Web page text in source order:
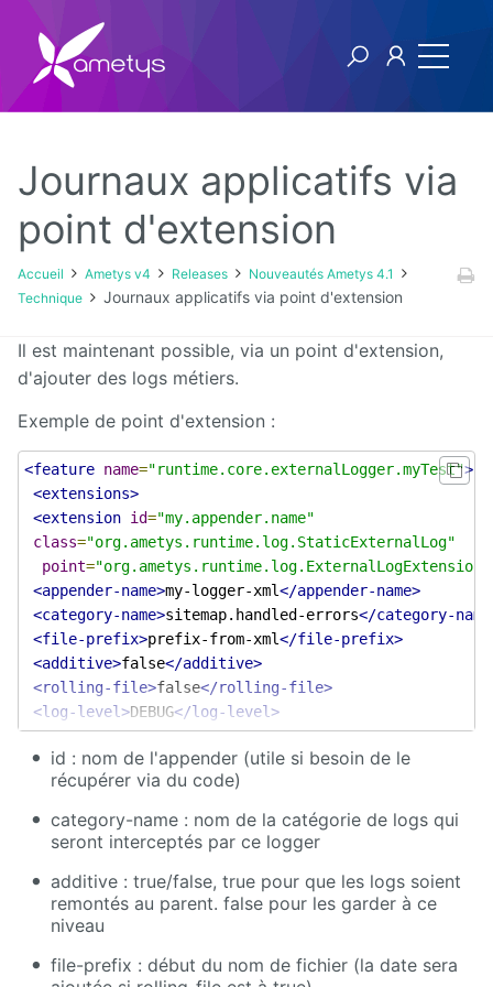
Ametys v4
Licence
Manuel
et
Manuel
d'administration
Manuel de
paramétrage
et
d'intégration
Manuel
de
mise à
jour
Releases
Journaux applicatifs via
point d'extension
Accueil Ametys v4 Releases
Nouveautés Ametys 4.1
Technique
Journaux applicatifs via point d'extension
Il est maintenant possible, via un point d'extension,
d'ajouter des logs métiers.
Exemple de point d'extension :
<feature name="runtime.core.externalLogger.myTest">
<extensions>
<extension id="my.appender.name"
class="org.ametys.runtime.log.StaticExternalLog"
point=
<appender-name>my-logger-xml</appender-name>
<category-name>sitemap.handled-errors</category-
<file-prefix>prefix-from-xml</file-prefix>
<additive>false</additive>
<rolling-file>false</rolling-file>
<log-level>DEBUG</log-level>
</extension>
</extensions>
</feature>
id : nom de l'appender (utile si besoin de le
récupérer via du code)
category-name : nom de la catégorie de logs qui
seront interceptés par ce logger
additive : true/false, true pour que les logs soient
remontés au parent. false pour les garder à ce
niveau
file-prefix : début du nom de fichier (la date sera